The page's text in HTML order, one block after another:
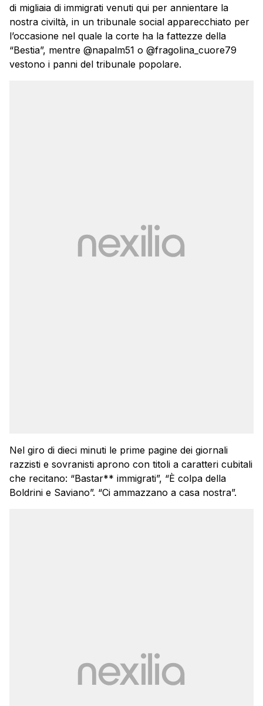
di migliaia di immigrati venuti qui per annientare la
nostra civiltà, in un tribunale social apparecchiato per
l’occasione nel quale la corte ha la fattezze della
“Bestia”, mentre @napalm51 o @fragolina_cuore79
vestono i panni del tribunale popolare.
Nel giro di dieci minuti le prime pagine dei giornali
razzisti e sovranisti aprono con titoli a caratteri cubitali
che recitano: “Bastar** immigrati”, “È colpa della
Boldrini e Saviano”. “Ci ammazzano a casa nostra”.